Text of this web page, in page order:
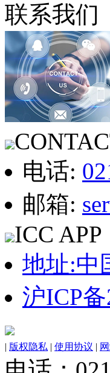
联系我们
电话:
邮箱:
ICC APP
地址:中
沪ICP
| 版权隐私 | 使用协议 |